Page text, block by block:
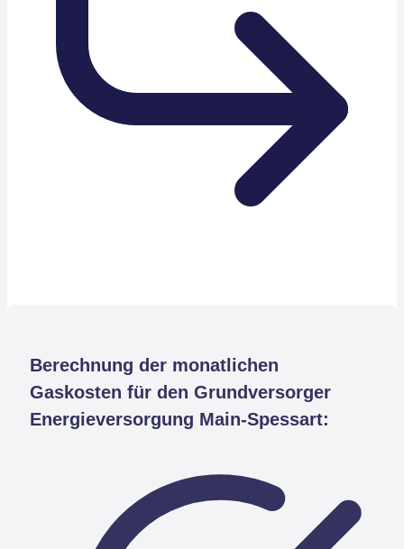
Berechnung der monatlichen
Gaskosten für den Grundversorger
Energieversorgung Main-Spessart: